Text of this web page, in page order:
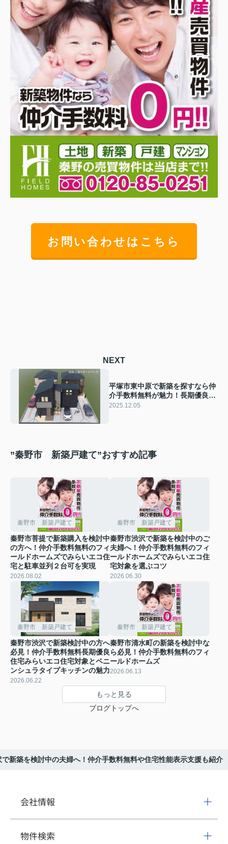
お問い合わせはこちら
NEXT
平塚市東中原で新築を探すなら仲
介手数料無料が魅力！長期優良住
宅認定物件をフィールドホームズ
2025.12.05
”秦野市 新築戸建て”おすすめ記事
秦野市 新築戸建て
秦野市菩提で新築購入を検討中
の方へ！仲介手数料無料のフィ
ールドホームズでみらいエコ住
宅と駐車並列２台可を実現
2026.08.02
秦野市 新築戸建て
秦野市渋沢で新築を検討中のご
夫婦へ！仲介手数料無料のフィ
ールドホームズでみらいエコ住
宅対象を選ぶコツ
2026.06.30
秦野市 新築戸建て
秦野市渋沢で新築検討中の方へ
必見！仲介手数料無料長期優良
住宅みらいエコ住宅対象とペニ
ンシュラタイプキッチンの魅力
2026.06.22
秦野市 新築戸建て
秦野市清水町の新築を検討中な
ら必見！仲介手数料無料のフィ
ールドホームズ
2026.06.13
もっと見る
ブログトップへ
で新築を検討中の夫婦へ！仲介手数料無料や住宅性能表示支援も紹介
会社情報
物件検索